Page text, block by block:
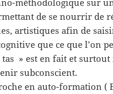
méthodologique sur
de se nourrir de
artistiques afin de
que ce que l’on
» est en fait et
subconscient.
en auto-formation (